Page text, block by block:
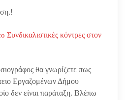
Συνδικαλιστικές κόντρες στον
θα γνωρίζετε πως
Εργαζομένων Δήμου
δεν είναι παράταξη. Βλέπω